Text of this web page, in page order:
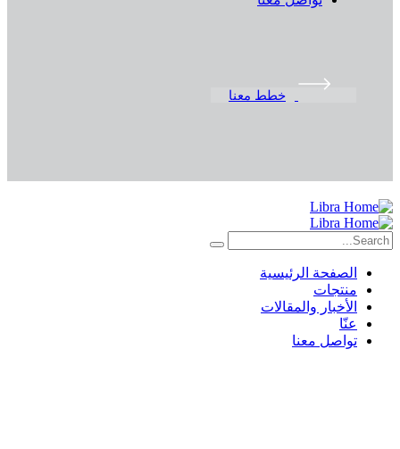
خطط معنا
الصفحة الرئيسية
منتجات
الأخبار والمقالات
عنّا
تواصل معنا